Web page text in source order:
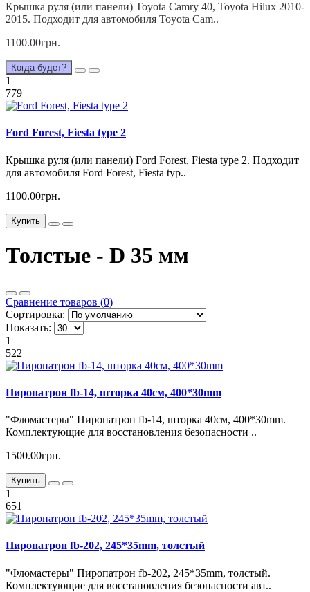
Крышка руля (или панели) Toyota Camry 40, Toyota Hilux 2010-
2015. Подходит для автомобиля Toyota Cam..
1100.00грн.
Когда будет?
1
779
Ford Forest, Fiesta type 2
Крышка руля (или панели) Ford Forest, Fiesta type 2. Подходит
для автомобиля Ford Forest, Fiesta typ..
1100.00грн.
Купить
Толстые - D 35 мм
Сравнение товаров (0)
Сортировка:
Показать:
1
522
Пиропатрон fb-14, шторка 40см, 400*30mm
"Фломастеры" Пиропатрон fb-14, шторка 40см, 400*30mm.
Комплектующие для восстановления безопасности ..
1500.00грн.
Купить
1
651
Пиропатрон fb-202, 245*35mm, толстый
"Фломастеры" Пиропатрон fb-202, 245*35mm, толстый.
Комплектующие для восстановления безопасности авт..